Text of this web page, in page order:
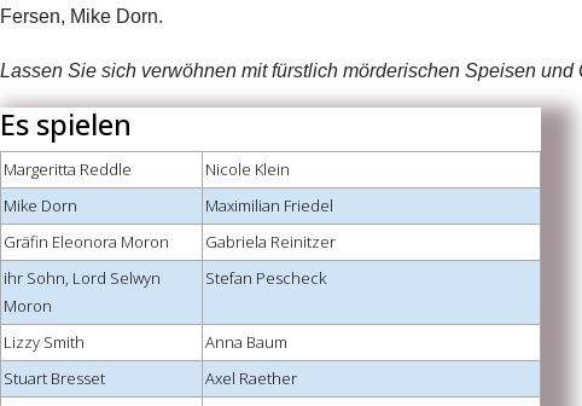
Fersen, Mike Dorn.
Lassen Sie sich verwöhnen mit fürstlich mörderischen Speisen und
Es spielen
Margeritta Reddle
Nicole Klein
Mike Dorn
Maximilian Friedel
Gräfin Eleonora Moron
Gabriela Reinitzer
ihr Sohn, Lord Selwyn
Moron
Stefan Pescheck
Lizzy Smith
Anna Baum
Stuart Bresset
Axel Raether